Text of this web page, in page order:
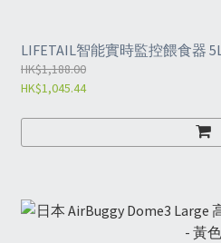
LIFETAIL智能實時監控餵食器 5L
HK$1,188.00
HK$1,045.44